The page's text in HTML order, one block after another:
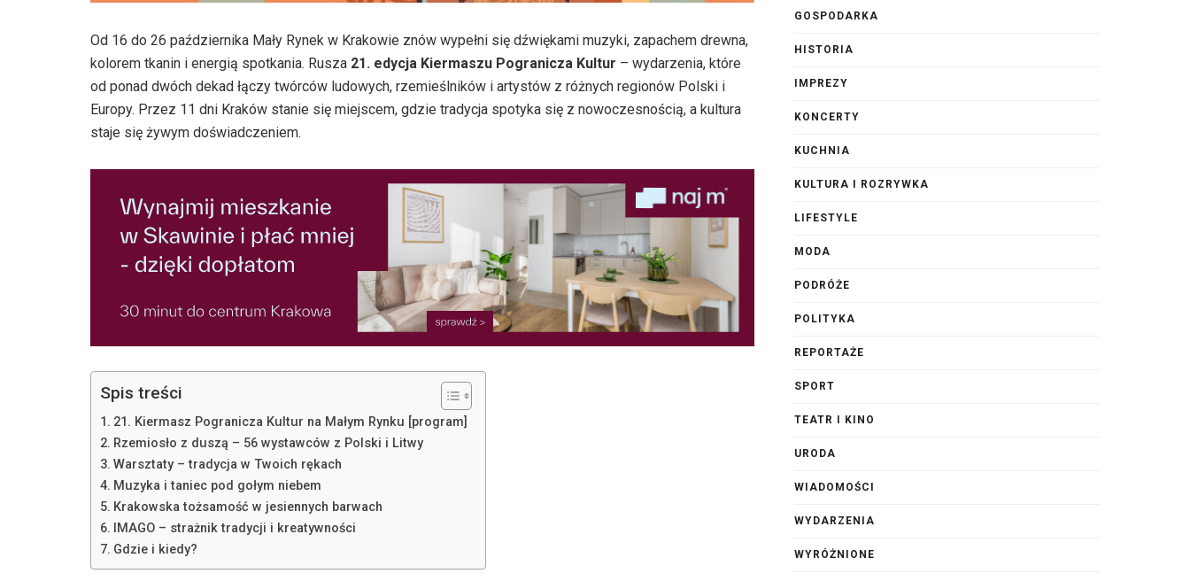
Od 16 do 26 października Mały Rynek w Krakowie znów wypełni się dźwiękami muzyki, zapachem drewna,
kolorem tkanin i energią spotkania. Rusza 21. edycja Kiermaszu Pogranicza Kultur – wydarzenia, które
od ponad dwóch dekad łączy twórców ludowych, rzemieślników i artystów z różnych regionów Polski i
Europy. Przez 11 dni Kraków stanie się miejscem, gdzie tradycja spotyka się z nowoczesnością, a kultura
staje się żywym doświadczeniem.
Spis treści
21. Kiermasz Pogranicza Kultur na Małym Rynku [program]
Rzemiosło z duszą – 56 wystawców z Polski i Litwy
Warsztaty – tradycja w Twoich rękach
Muzyka i taniec pod gołym niebem
Krakowska tożsamość w jesiennych barwach
IMAGO – strażnik tradycji i kreatywności
Gdzie i kiedy?
GOSPODARKA
HISTORIA
IMPREZY
KONCERTY
KUCHNIA
KULTURA I ROZRYWKA
LIFESTYLE
MODA
PODRÓŻE
POLITYKA
REPORTAŻE
SPORT
TEATR I KINO
URODA
WIADOMOŚCI
WYDARZENIA
WYRÓŻNIONE